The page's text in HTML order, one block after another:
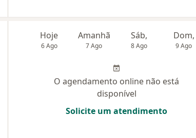
Hoje
6 Ago
Amanhã
7 Ago
Sáb,
8 Ago
Dom,
9 Ago
O agendamento online não está
disponível
Solicite um atendimento